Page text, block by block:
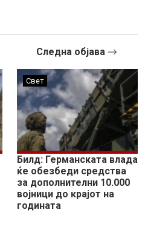
Следна објава
Свет
Билд: Германската влада
ќе обезбеди средства
за дополнителни 10.000
војници до крајот на
годината